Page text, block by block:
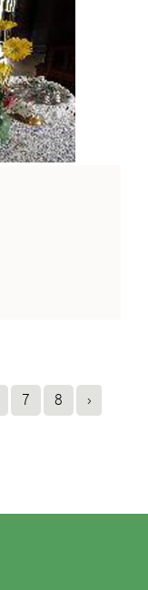
7 8 ›